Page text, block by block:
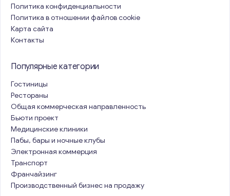
Политика конфиденциальности
Политика в отношении файлов cookie
Карта сайта
Контакты
Популярные категории
Гостиницы
Рестораны
Общая коммерческая направленность
Бьюти проект
Медицинские клиники
Пабы, бары и ночные клубы
Электронная коммерция
Транспорт
Франчайзинг
Производственный бизнес на продажу